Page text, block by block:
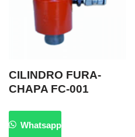
CILINDRO FURA-
CHAPA FC-001
Whatsapp